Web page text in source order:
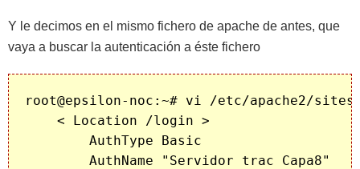
Y le decimos en el mismo fichero de apache de antes, que
vaya a buscar la autenticación a éste fichero
root@epsilon-noc:~# vi /etc/apache2/
    < Location /login >
        AuthType Basic
        AuthName "Servidor trac Capa8"